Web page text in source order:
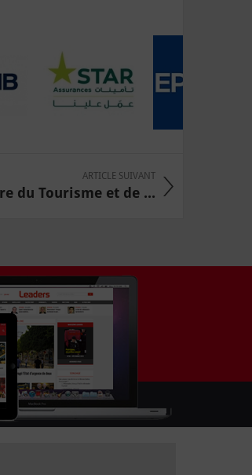
ARTICLE SUIVANT
du Tourisme et de ...